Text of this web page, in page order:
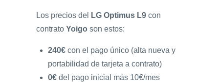
Los precios del LG Optimus L9 con
contrato Yoigo son estos:
240€ con el pago único (alta nueva y
portabilidad de tarjeta a contrato)
0€ del pago inicial más 10€/mes